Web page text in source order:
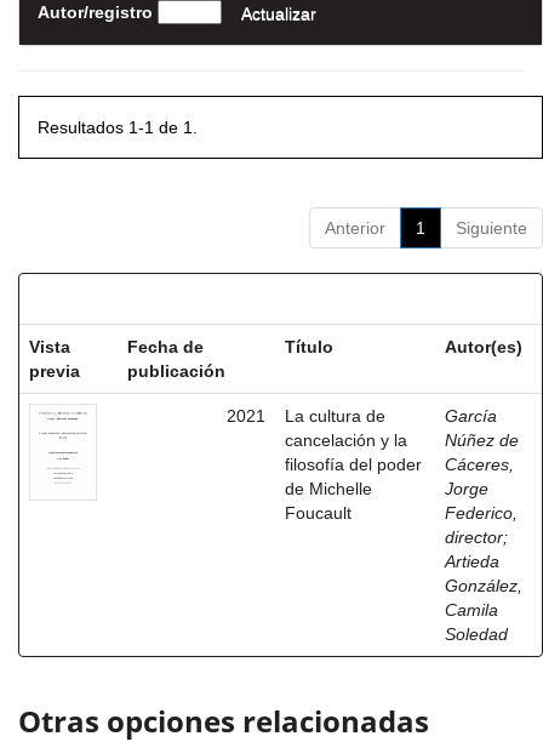
Autor/registro
Resultados 1-1 de 1.
Anterior 1 Siguiente
Vista
previa
Fecha de
publicación
Título Autor(es)
2021
La cultura de
cancelación y la
filosofía del poder
de Michelle
Foucault
García
Núñez de
Cáceres,
Jorge
Federico,
director;
Artieda
González,
Camila
Soledad
Otras opciones relacionadas